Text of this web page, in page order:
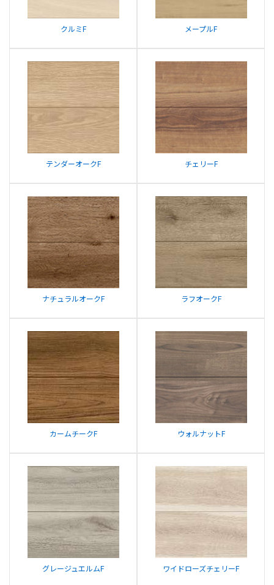
クルミF メープルF
テンダーオークF チェリーF
ナチュラルオークF ラフオークF
カームチークF ウォルナットF
グレージュエルムF ワイドローズチェリーF